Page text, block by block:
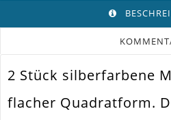
Farbe Silber
Funktion
2 Stück silberfarbene
flacher Quadratform.